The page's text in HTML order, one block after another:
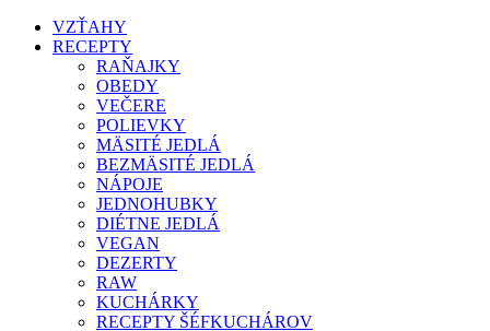
VZŤAHY
RECEPTY
RAŇAJKY
OBEDY
VEČERE
POLIEVKY
MÄSITÉ JEDLÁ
BEZMÄSITÉ JEDLÁ
NÁPOJE
JEDNOHUBKY
DIÉTNE JEDLÁ
VEGAN
DEZERTY
RAW
KUCHÁRKY
RECEPTY ŠÉFKUCHÁROV